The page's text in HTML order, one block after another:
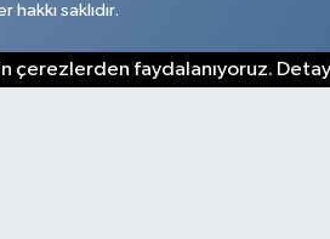
saklıdır.
çerezlerden faydalanıyoruz.